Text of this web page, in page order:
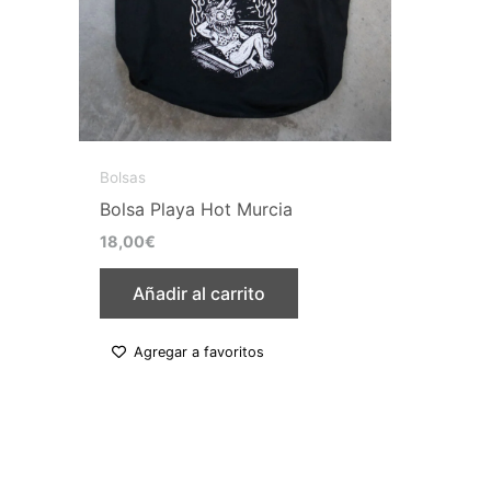
Bolsas
Bolsa Playa Hot Murcia
18,00€
Añadir al carrito
Agregar a favoritos